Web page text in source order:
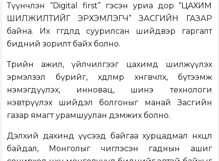
Түүнчлэн “Digital first” гэсэн уриа дор “ЦАХИМ
ШИЛЖИЛТИЙГ ЭРХЭМЛЭГЧ” ЗАСГИЙН ГАЗАР
байна. Их өгөгдөлд суурилсан шийдвэр гаргалт
бидний зорилт байх болно.
Төрийн ажил, үйлчилгээг цахимд шилжүүлэх
эрмэлзэл бүрийг, хөдөлмөр хөнгөвчлөх, бүтээмж
нэмэгдүүлэх, инновац, шинэ технологи
нэвтрүүлэх шийдэл болгоныг манай Засгийн
газар ямагт урамшуулан дэмжих болно.
Дэлхий дахинд үүсээд байгаа хурцадмал нөхцөл
байдал, Монголыг чиглэсэн гаднын ашиг